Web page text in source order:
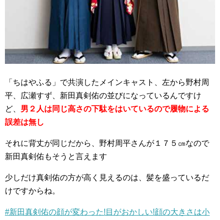
「ちはやふる」で共演したメインキャスト、左から野村周
平、広瀬すず、新田真剣佑の並びになっているんですけ
ど、 男２人は同じ高さの下駄をはいているので履物による
誤差は無し
それに背丈が同じだから、野村周平さんが１７５㎝なので
新田真剣佑もそうと言えます
少しだけ真剣佑の方が高く見えるのは、髪を盛っているだ
けですからね。
#新田真剣佑の顔が変わった!目がおかしい!顔の大きさは小